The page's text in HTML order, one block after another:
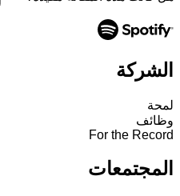
الشركة
لمحة
وظائف
For the Record
المجتمعات